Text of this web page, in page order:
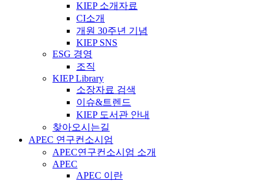
KIEP 소개자료
CI소개
개원 30주년 기념
KIEP SNS
ESG 경영
조직
KIEP Library
소장자료 검색
이슈&트렌드
KIEP 도서관 안내
찾아오시는길
APEC 연구컨소시엄
APEC연구컨소시엄 소개
APEC
APEC 이란